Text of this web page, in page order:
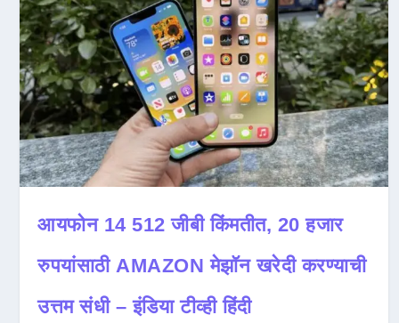
आयफोन 14 512 जीबी किंमतीत, 20 हजार
रुपयांसाठी AMAZON मेझॉन खरेदी करण्याची
उत्तम संधी – इंडिया टीव्ही हिंदी